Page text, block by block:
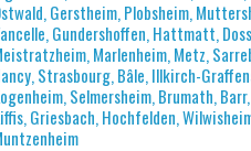
Gerstheim, Plobsheim,
Gundershoffen, Hattmatt,
Marlenheim, Metz,
Strasbourg, Bâle, Illkirch-
Selmersheim, Brumath,
Griesbach, Hochfelden,